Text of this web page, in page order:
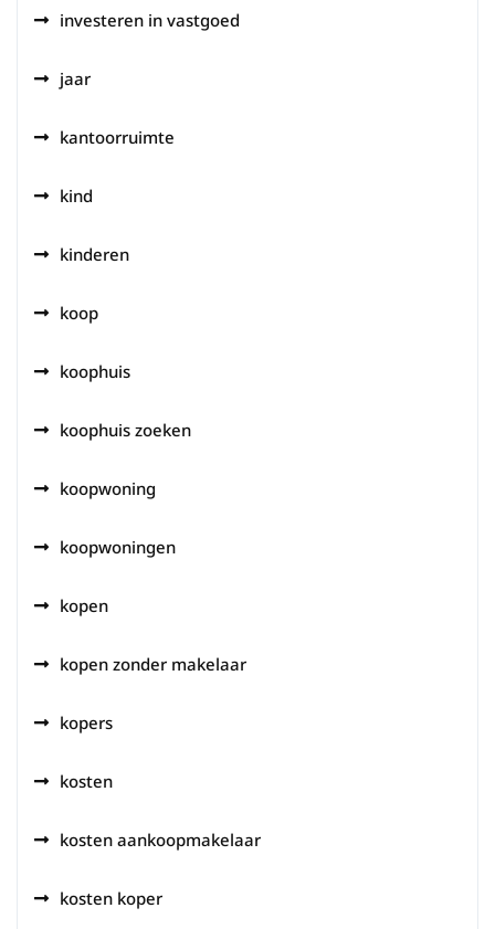
investeren in vastgoed
jaar
kantoorruimte
kind
kinderen
koop
koophuis
koophuis zoeken
koopwoning
koopwoningen
kopen
kopen zonder makelaar
kopers
kosten
kosten aankoopmakelaar
kosten koper